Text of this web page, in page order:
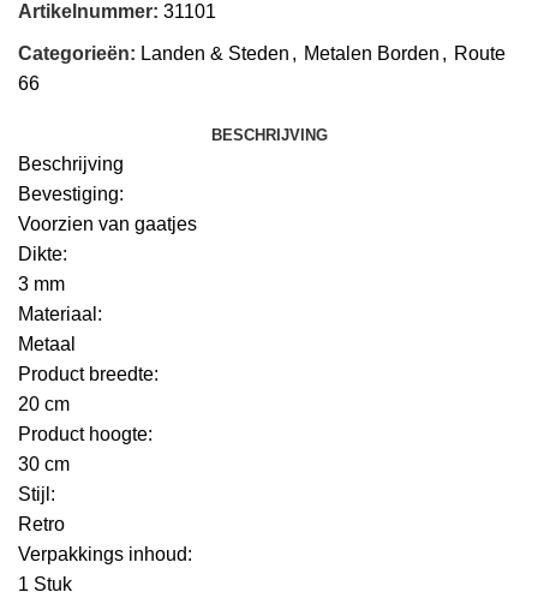
Artikelnummer: 31101
Categorieën: Landen & Steden , Metalen Borden , Route
66
BESCHRIJVING
Beschrijving
Bevestiging:
Voorzien van gaatjes
Dikte:
3 mm
Materiaal:
Metaal
Product breedte:
20 cm
Product hoogte:
30 cm
Stijl:
Retro
Verpakkings inhoud:
1 Stuk